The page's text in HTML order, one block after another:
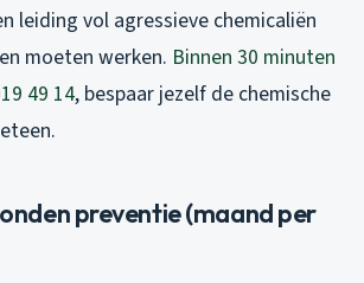
leiding vol agressieve chemicaliën
moeten werken. Binnen 30 minuten
49 14, bespaar jezelf de chemische
preventie (maand per